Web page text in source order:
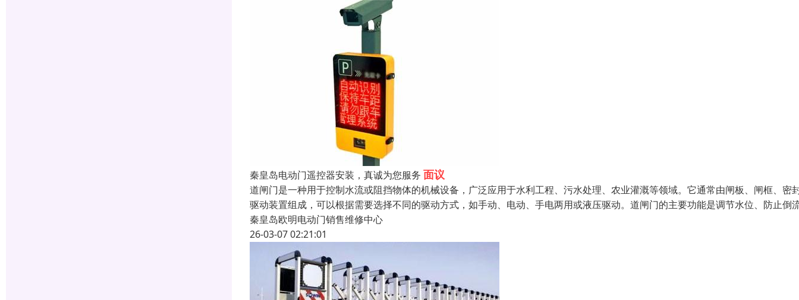
秦皇岛电动门遥控器安装，真诚为您服务 面议
道闸门是一种用于控制水流或阻挡物体的机械设备，广泛应用于水利工程、污水处理、农业灌溉等领域。它通常由闸板、闸框、密
驱动装置组成，可以根据需要选择不同的驱动方式，如手动、电动、手电两用或液压驱动。道闸门的主要功能是调节水位、防止倒
秦皇岛欧明电动门销售维修中心
26-03-07 02:21:01